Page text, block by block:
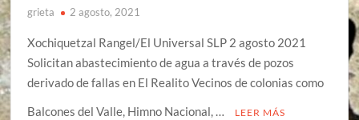
grieta 2 agosto, 2021
Xochiquetzal Rangel/El Universal SLP 2 agosto 2021
Solicitan abastecimiento de agua a través de pozos
derivado de fallas en El Realito Vecinos de colonias como
Balcones del Valle, Himno Nacional, …
LEER MÁS